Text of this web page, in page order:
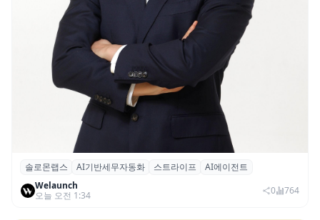
솔로몬랩스, 스트라이프 출신 이창헌 영입…
절세 전략 AI 에이전트 개발 본격화
솔로몬랩스 AI기반세무자동화 스트라이프
AI에이전트
Welaunch
오늘 오전 1:34
0 764